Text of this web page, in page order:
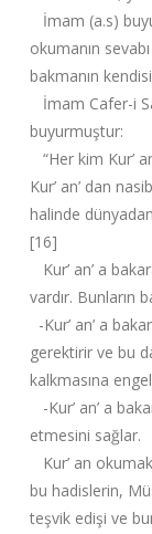
İmam (a.s)
okumanın
bakmanın
İmam Cafer-i
buyurmuştur:
“Her kim Kur’
Kur’ an’ dan
halinde
[16]
Kur’ an’ a
vardır. Bunların
-Kur’ an’ a
gerektirir ve bu
kalkmasına
-Kur’ an’ a
etmesini sağlar.
Kur’ an
bu hadislerin,
teşvik edişi ve